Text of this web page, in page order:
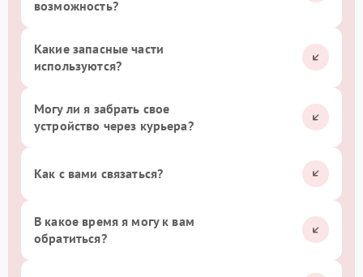
возможность?
Какие запасные части
используются?
Могу ли я забрать свое
устройство через курьера?
Как с вами связаться?
В какое время я могу к вам
обратиться?